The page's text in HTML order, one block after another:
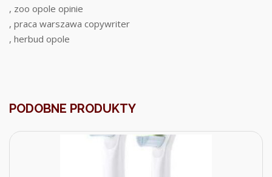
, zoo opole opinie
, praca warszawa copywriter
, herbud opole
PODOBNE PRODUKTY